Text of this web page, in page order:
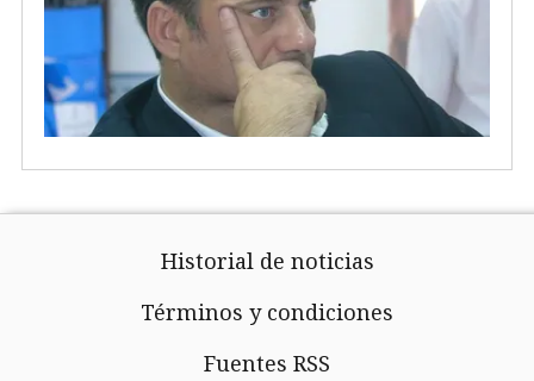
Historial de noticias
Términos y condiciones
Fuentes RSS